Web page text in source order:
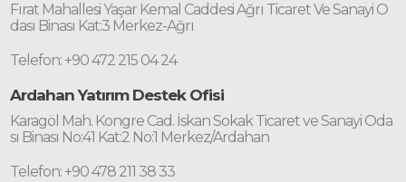
Fırat Mahallesi Yaşar Kemal Caddesi Ağrı Ticaret Ve Sanayi O
dası Binası Kat:3 Merkez-Ağrı
Telefon: +90 472 215 04 24
Ardahan Yatırım Destek Ofisi
Karagöl Mah. Kongre Cad. İskan Sokak Ticaret ve Sanayi Oda
sı Binası No:41 Kat:2 No:1 Merkez/Ardahan
Telefon: +90 478 211 38 33